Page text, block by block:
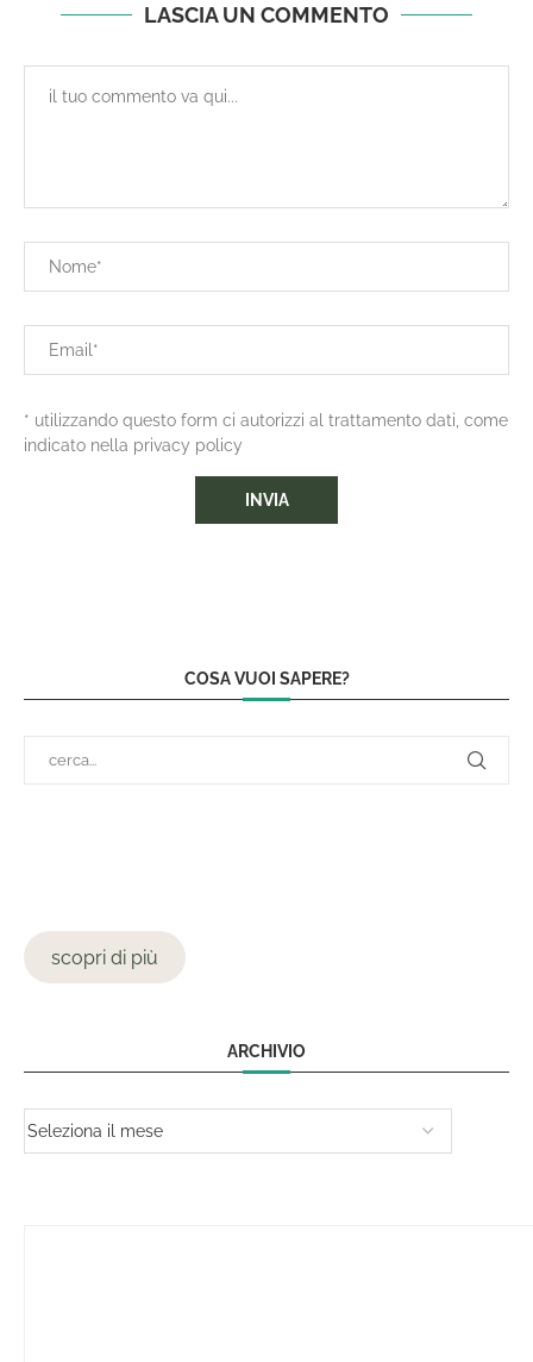
LASCIA UN COMMENTO
* utilizzando questo form ci autorizzi al trattamento dati, come
indicato nella privacy policy
COSA VUOI SAPERE?
scopri di più
ARCHIVIO